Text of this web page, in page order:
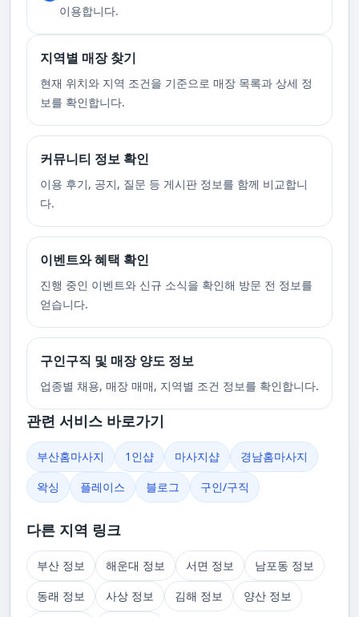
이용합니다.
지역별 매장 찾기
현재 위치와 지역 조건을 기준으로 매장 목록과 상세 정
보를 확인합니다.
커뮤니티 정보 확인
이용 후기, 공지, 질문 등 게시판 정보를 함께 비교합니
다.
이벤트와 혜택 확인
진행 중인 이벤트와 신규 소식을 확인해 방문 전 정보를
얻습니다.
구인구직 및 매장 양도 정보
업종별 채용, 매장 매매, 지역별 조건 정보를 확인합니다.
관련 서비스 바로가기
부산홈마사지 1인샵 마사지샵
경남홈마사지
왁싱
플레이스 블로그 구인/구직
다른 지역 링크
부산 정보 해운대 정보 서면 정보
남포동 정보
동래 정보
사상 정보 김해 정보
양산 정보